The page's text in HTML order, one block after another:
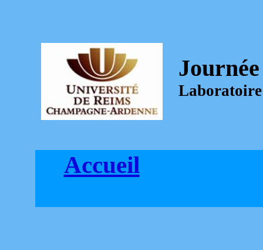
Laboratoire
Accueil